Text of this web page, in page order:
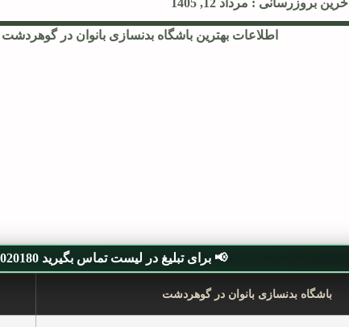
آخرین بروزرسانی : مرداد 12, 1405
اطلاعات بهترین باشگاه بدنسازی بانوان در
📢 برای تبلیغ در لیست تماس بگیرید 09991020180
باشگاه بدنسازی بانوان در گوهردشت